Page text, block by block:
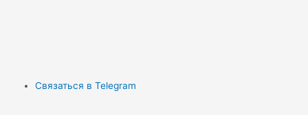
Связаться в Telegram